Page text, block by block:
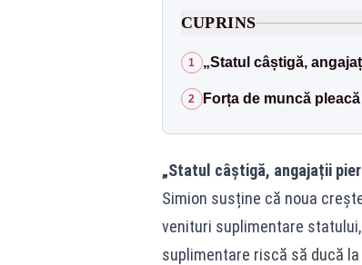
CUPRINS
1 „Statul câștigă,
2 Forța de muncă
„Statul câștigă, angajații
Simion susține că noua
venituri suplimentare
suplimentare riscă să ducă